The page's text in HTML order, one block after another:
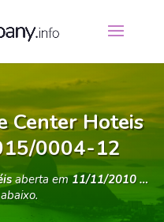
Center Hoteis
0004-12
aberta em11/11/2010 …